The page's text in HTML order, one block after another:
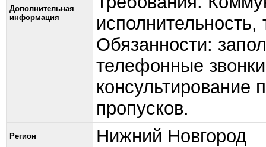
Дополнительная
информация
исполнительность,
Обязанности:
телефонные
консультирование
пропусков.
Регион Нижний Новгород